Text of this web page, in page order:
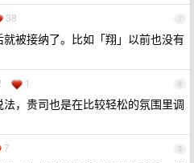
7
38
被接纳了。比如「翔」以前也没有
8
1
，贵司也是在比较轻松的氛围里调
9
7